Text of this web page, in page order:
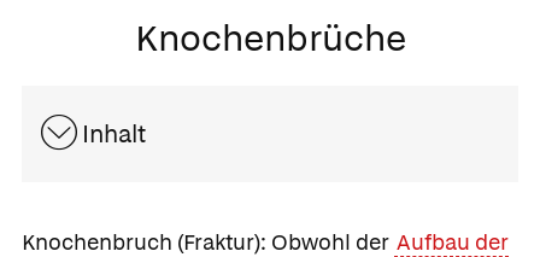
Knochenbrüche
Inhalt
Knochenbruch (Fraktur): Obwohl der Aufbau der